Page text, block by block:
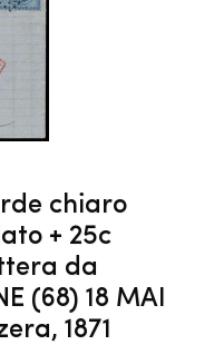
chiaro
+ 25c
da
(68) 18 MAI
1871